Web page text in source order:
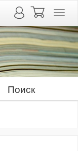
Поиск